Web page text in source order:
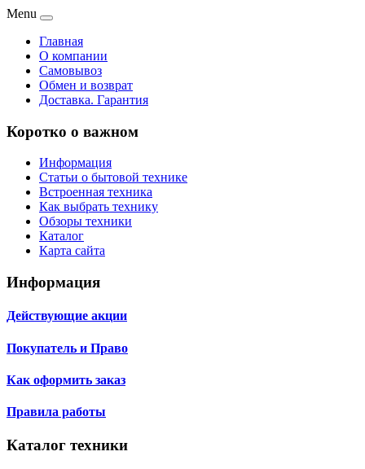
Menu
Главная
О компании
Самовывоз
Обмен и возврат
Доставка. Гарантия
Коротко о важном
Информация
Статьи о бытовой технике
Встроенная техника
Как выбрать технику
Обзоры техники
Каталог
Карта сайта
Информация
Действующие акции
Покупатель и Право
Как оформить заказ
Правила работы
Каталог техники